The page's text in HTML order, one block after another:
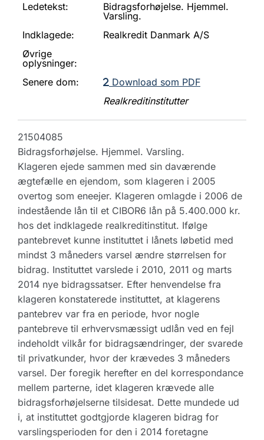
Ledetekst:
Bidragsforhøjelse. Hjemmel.
Varsling.
Indklagede:
Realkredit Danmark A/S
Øvrige
oplysninger:
Senere dom:
Download som PDF
Realkreditinstitutter
21504085
Bidragsforhøjelse. Hjemmel. Varsling.
Klageren ejede sammen med sin daværende
ægtefælle en ejendom, som klageren i 2005
overtog som eneejer. Klageren omlagde i 2006 de
indestående lån til et CIBOR6 lån på 5.400.000 kr.
hos det indklagede realkreditinstitut. Ifølge
pantebrevet kunne instituttet i lånets løbetid med
mindst 3 måneders varsel ændre størrelsen for
bidrag. Instituttet varslede i 2010, 2011 og marts
2014 nye bidragssatser. Efter henvendelse fra
klageren konstaterede instituttet, at klagerens
pantebrev var fra en periode, hvor nogle
pantebreve til erhvervsmæssigt udlån ved en fejl
indeholdt vilkår for bidragsændringer, der svarede
til privatkunder, hvor der krævedes 3 måneders
varsel. Der foregik herefter en del korrespondance
mellem parterne, idet klageren krævede alle
bidragsforhøjelserne tilsidesat. Dette mundede ud
i, at instituttet godtgjorde klageren bidrag for
varslingsperioden for den i 2014 foretagne